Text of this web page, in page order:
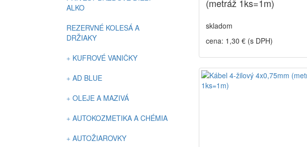
ALKO
REZERVNÉ KOLESÁ A
DRŽIAKY
KUFROVÉ VANIČKY
AD BLUE
OLEJE A MAZIVÁ
AUTOKOZMETIKA A CHÉMIA
AUTOŽIAROVKY
(metráž 1ks=1m)
skladom
cena: 1,30 € (s DPH)